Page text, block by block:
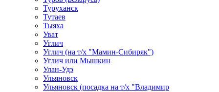
Туруханск
Тутаев
Тыяха
Уват
Углич
Углич (на т/х "Мамин-Сибиряк")
Углич или Мышкин
Улан-Удэ
Ульяновск
Ульяновск (посадка на т/х "Владимир